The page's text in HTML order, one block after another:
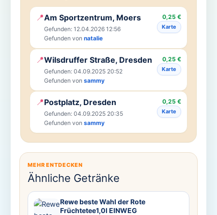
📍Am Sportzentrum, Moers
Gefunden: 12.04.2026 12:56
Gefunden von natalie
0,25 €
Karte
📍Wilsdruffer Straße, Dresden
Gefunden: 04.09.2025 20:52
Gefunden von sammy
0,25 €
Karte
📍Postplatz, Dresden
Gefunden: 04.09.2025 20:35
Gefunden von sammy
0,25 €
Karte
MEHR ENTDECKEN
Ähnliche Getränke
Rewe beste Wahl der Rote
Früchtetee1,0l EINWEG